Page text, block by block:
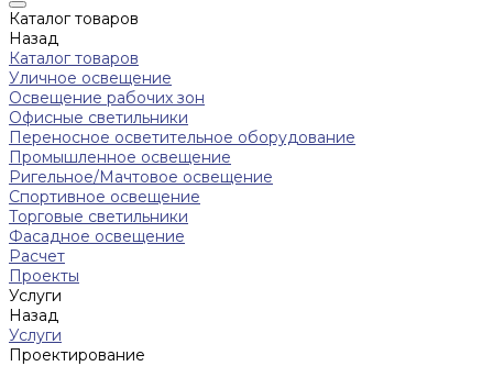
Каталог товаров
Назад
Каталог товаров
Уличное освещение
Освещение рабочих зон
Офисные светильники
Переносное осветительное оборудование
Промышленное освещение
Ригельное/Мачтовое освещение
Спортивное освещение
Торговые светильники
Фасадное освещение
Расчет
Проекты
Услуги
Назад
Услуги
Проектирование